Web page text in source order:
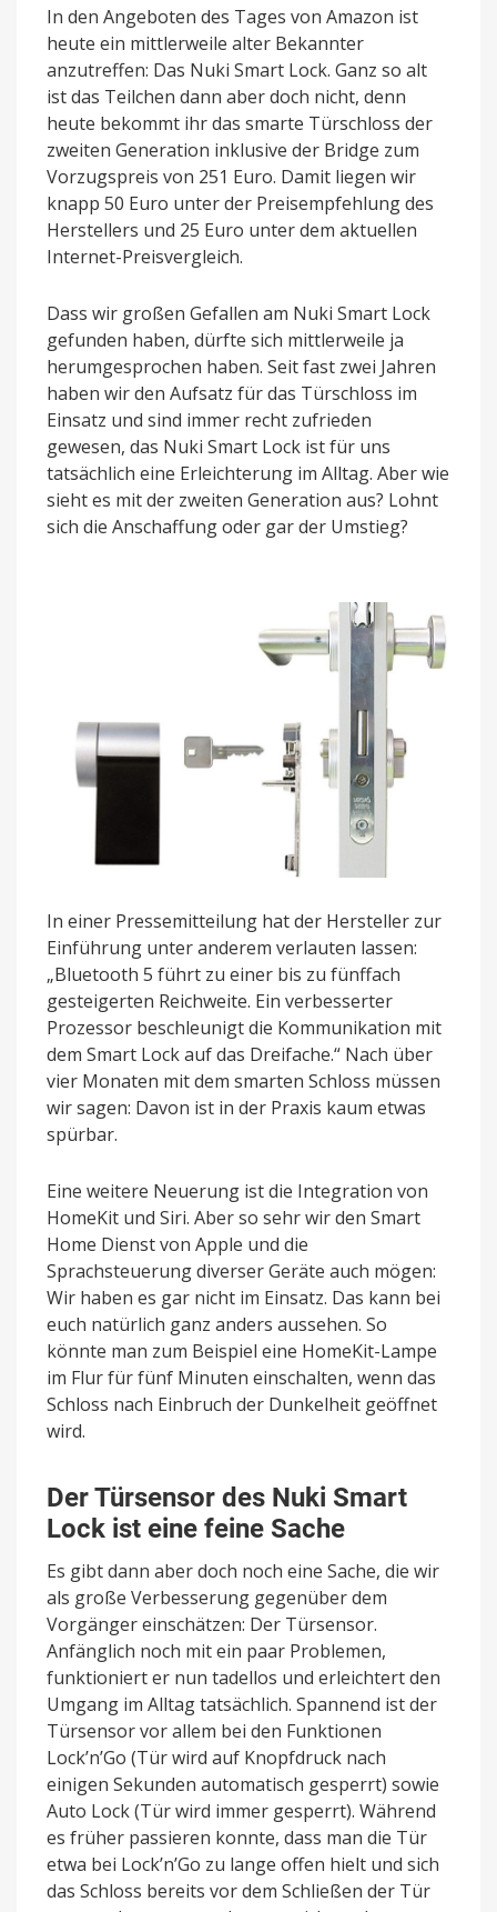
In den Angeboten des Tages von Amazon ist
heute ein mittlerweile alter Bekannter
anzutreffen: Das Nuki Smart Lock. Ganz so alt
ist das Teilchen dann aber doch nicht, denn
heute bekommt ihr das smarte Türschloss der
zweiten Generation inklusive der Bridge zum
Vorzugspreis von 251 Euro. Damit liegen wir
knapp 50 Euro unter der Preisempfehlung des
Herstellers und 25 Euro unter dem aktuellen
Internet-Preisvergleich.
Dass wir großen Gefallen am Nuki Smart Lock
gefunden haben, dürfte sich mittlerweile ja
herumgesprochen haben. Seit fast zwei Jahren
haben wir den Aufsatz für das Türschloss im
Einsatz und sind immer recht zufrieden
gewesen, das Nuki Smart Lock ist für uns
tatsächlich eine Erleichterung im Alltag. Aber wie
sieht es mit der zweiten Generation aus? Lohnt
sich die Anschaffung oder gar der Umstieg?
In einer Pressemitteilung hat der Hersteller zur
Einführung unter anderem verlauten lassen:
„Bluetooth 5 führt zu einer bis zu fünffach
gesteigerten Reichweite. Ein verbesserter
Prozessor beschleunigt die Kommunikation mit
dem Smart Lock auf das Dreifache.“ Nach über
vier Monaten mit dem smarten Schloss müssen
wir sagen: Davon ist in der Praxis kaum etwas
spürbar.
Eine weitere Neuerung ist die Integration von
HomeKit und Siri. Aber so sehr wir den Smart
Home Dienst von Apple und die
Sprachsteuerung diverser Geräte auch mögen:
Wir haben es gar nicht im Einsatz. Das kann bei
euch natürlich ganz anders aussehen. So
könnte man zum Beispiel eine HomeKit-Lampe
im Flur für fünf Minuten einschalten, wenn das
Schloss nach Einbruch der Dunkelheit geöffnet
wird.
Der Türsensor des Nuki Smart
Lock ist eine feine Sache
Es gibt dann aber doch noch eine Sache, die wir
als große Verbesserung gegenüber dem
Vorgänger einschätzen: Der Türsensor.
Anfänglich noch mit ein paar Problemen,
funktioniert er nun tadellos und erleichtert den
Umgang im Alltag tatsächlich. Spannend ist der
Türsensor vor allem bei den Funktionen
Lock’n’Go (Tür wird auf Knopfdruck nach
einigen Sekunden automatisch gesperrt) sowie
Auto Lock (Tür wird immer gesperrt). Während
es früher passieren konnte, dass man die Tür
etwa bei Lock’n’Go zu lange offen hielt und sich
das Schloss bereits vor dem Schließen der Tür